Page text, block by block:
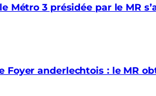
Métro 3 présidée par le MR
Foyer anderlechtois : le MR